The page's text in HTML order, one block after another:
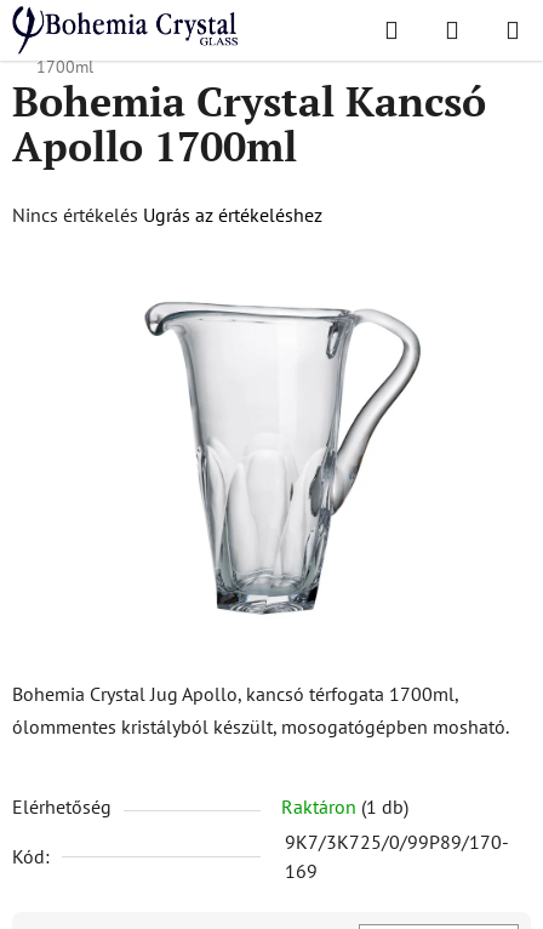
Ugrás
fő
tartalomhoz
Keresés KOSÁR
Kezdőlap
/ Népszerű kollekciók / Apollo
Bohemia Crystal Kancsó Apollo
1700ml
Bohemia Crystal Jug Apollo, kancsó térfogata 1700ml,
ólommentes kristályból készült, mosogatógépben mosható.
Elérhetőség Raktáron (1 db)
Kód:
9K7/3K725/0/99P89/170-
169
Bohemia Crystal Kancsó
Apollo 1700ml
A
Nincs értékelés Ugrás az értékeléshez